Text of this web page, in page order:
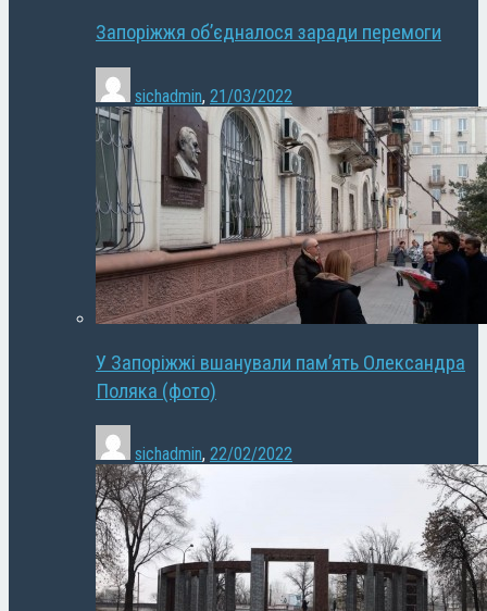
Запоріжжя об’єдналося заради перемоги
sichadmin, 21/03/2022
У Запоріжжі вшанували пам’ять Олександра
Поляка (фото)
sichadmin, 22/02/2022